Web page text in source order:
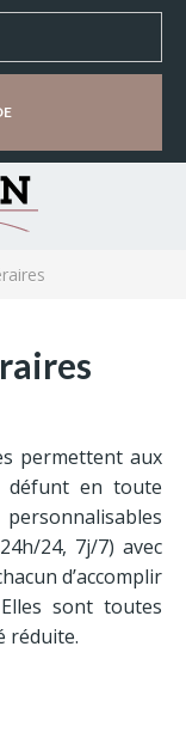
permettent aux
défunt en toute
24, 7j/7) avec
d’accomplir
sont toutes
réduite.